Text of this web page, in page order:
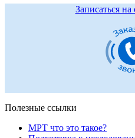
Записаться
Полезные ссылки
МРТ что это такое?